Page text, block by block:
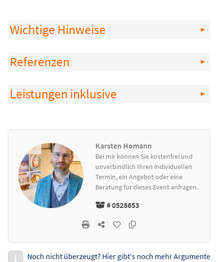
Wichtige Hinweise
Referenzen
Leistungen inklusive
Karsten Homann
Bei mir können Sie kostenfrei und
unverbindlich Ihren individuellen
Termin, ein Angebot oder eine
Beratung für dieses Event anfragen.
# 0528653
Noch nicht überzeugt? Hier gibt‘s noch mehr Argumente